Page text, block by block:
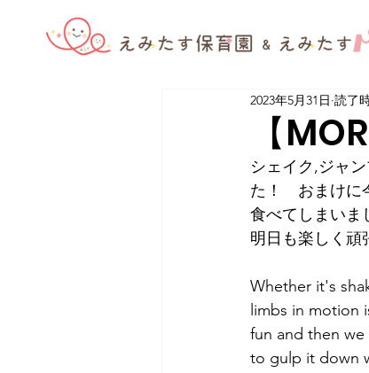
【
2023年5月31日 読了
シェイク,ジャ
た！　おまけに
食べてしまいま
明日も楽しく頑
Whether it's
limbs in motion
fun and then
to gulp it down